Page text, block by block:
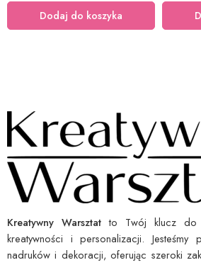
Dodaj do koszyka
Kreatywny Warsztat to Twój klucz do
kreatywności i personalizacji. Jesteśmy
nadruków i dekoracji, oferując szeroki